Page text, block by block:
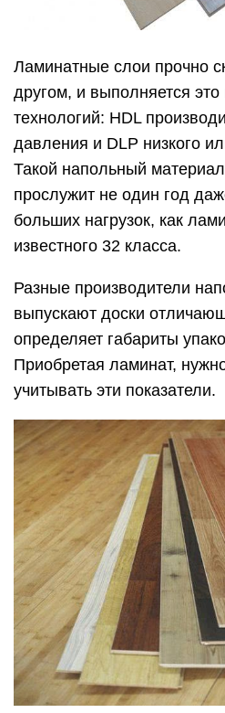
Ламинатные слои прочно
другом, и выполняется
технологий: HDL
давления и DLP низкого
Такой напольный
прослужит не один год
больших нагрузок, как
известного 32 класса.
Разные производители
выпускают доски
определяет габариты
Приобретая ламинат,
учитывать эти показатели.